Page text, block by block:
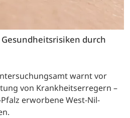
durch
warnt vor
von Krankheitserregern –
erworbene West-Nil-